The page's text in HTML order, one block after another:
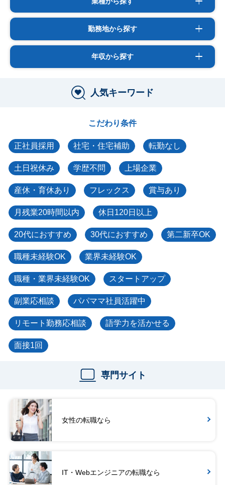
勤務地から探す
年収から探す
人気キーワード
こだわり条件
正社員採用 社宅・住宅補助 転勤なし
土日祝休み 学歴不問 上場企業
産休・育休あり フレックス 賞与あり
月残業20時間以内 休日120日以上
20代におすすめ 30代におすすめ 第二新卒OK
職種未経験OK 業界未経験OK
職種・業界未経験OK スタートアップ
副業応相談 パパママ社員活躍中
リモート勤務応相談 語学力を活かせる
面接1回
専門サイト
女性の転職なら
IT・Webエンジニアの転職なら